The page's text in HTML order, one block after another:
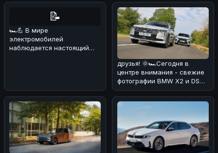
📝
🏎💪 В мире
электромобилей
наблюдается настоящий
друзья! 🌞🏎Сегодня в
центре внимания - свежие
фотографии BMW X2 и DS
No4, сделанные на
реальных дор